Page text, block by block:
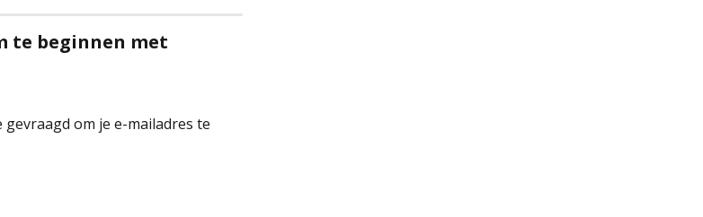
te beginnen met
om je e-mailadres te